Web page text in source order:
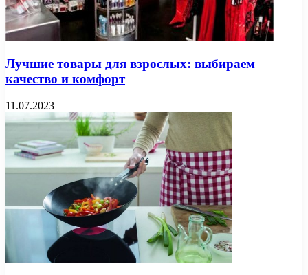
Лучшие товары для взрослых: выбираем
качество и комфорт
11.07.2023